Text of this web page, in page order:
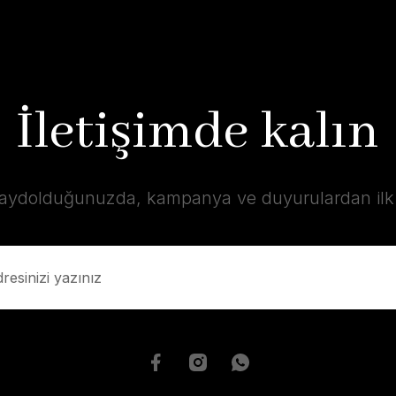
İletişimde kalın
kampanya ve duyurulardan